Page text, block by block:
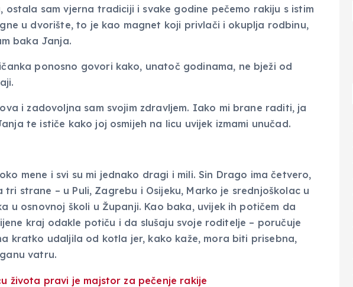
ostala sam vjerna tradiciji i svake godine pečemo rakiju s istim
u dvorište, to je kao magnet koji privlači i okuplja rodbinu,
baka Janja.
ponosno govori kako, unatoč godinama, ne bježi od
i zadovoljna sam svojim zdravljem. Iako mi brane raditi, ja
te ističe kako joj osmijeh na licu uvijek izmami unučad.
mene i svi su mi jednako dragi i mili. Sin Drago ima četvero,
strane – u Puli, Zagrebu i Osijeku, Marko je srednjoškolac u
u osnovnoj školi u Županji. Kao baka, uvijek ih potičem da
kraj odakle potiču i da slušaju svoje roditelje – poručuje
kratko udaljila od kotla jer, kako kaže, mora biti prisebna,
vatru.